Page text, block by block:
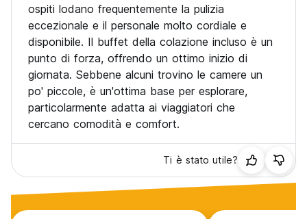
ospiti lodano frequentemente la pulizia
eccezionale e il personale molto cordiale e
disponibile. Il buffet della colazione incluso è un
punto di forza, offrendo un ottimo inizio di
giornata. Sebbene alcuni trovino le camere un
po' piccole, è un'ottima base per esplorare,
particolarmente adatta ai viaggiatori che
cercano comodità e comfort.
Ti è stato utile?